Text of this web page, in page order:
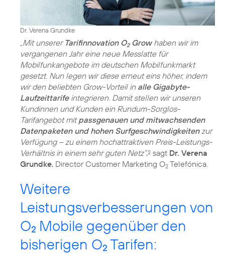
Dr. Verena Grundke
„Mit unserer Tarifinnovation O2Growhaben wir im
vergangenen Jahr eine neue Messlatte für
Mobilfunkangebote im deutschen Mobilfunkmarkt
gesetzt. Nun legen wir diese erneut eins höher, indem
wir den beliebten Grow-Vorteil in alle Gigabyte-
Laufzeittarifeintegrieren. Damit stellen wir unseren
Kundinnen und Kunden ein Rundum-Sorglos-
Tarifangebot mitpassgenauen und mitwachsenden
Datenpaketen und hohen Surfgeschwindigkeitenzur
Verfügung – zu einem hochattraktiven Preis-Leistungs-
Verhältnis in einem sehr guten Netz“,2 sagt Dr. Verena
Grundke, Director Customer Marketing O2 Telefónica.
Weitere
Leistungsverbesserungen von
O2 Mobile gegenüber den
bisherigen O2 Tarifen: